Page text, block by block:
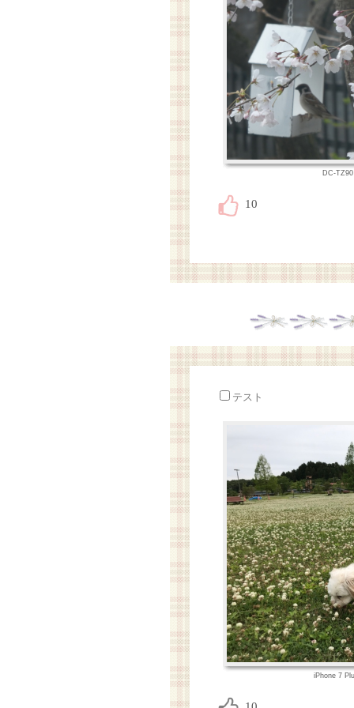
DC-
テスト
iPhone 7